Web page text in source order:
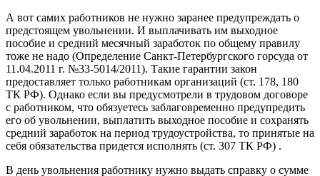
А вот самих работников не нужно заранее предупреждать о
предстоящем увольнении. И выплачивать им выходное
пособие и средний месячный заработок по общему правилу
тоже не надо (Определение Санкт-Петербургского горсуда от
11.04.2011 г. №33-5014/2011). Такие гарантии закон
предоставляет только работникам организаций (ст. 178, 180
ТК РФ). Однако если вы предусмотрели в трудовом договоре
с работником, что обязуетесь заблаговременно предупредить
его об увольнении, выплатить выходное пособие и сохранять
средний заработок на период трудоустройства, то принятые на
себя обязательства придется исполнять (ст. 307 ТК РФ) .
В день увольнения работнику нужно выдать справку о сумме